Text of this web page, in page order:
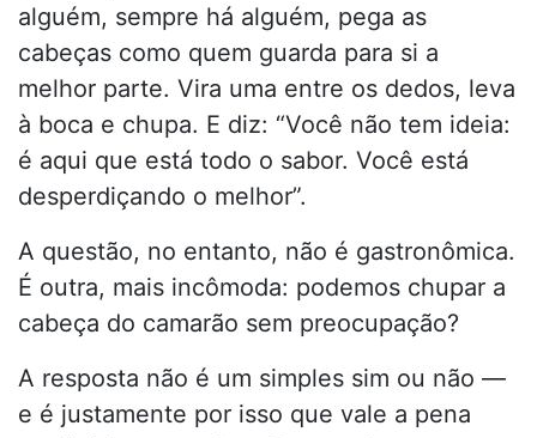
alguém, sempre há alguém, pega as
cabeças como quem guarda para si a
melhor parte. Vira uma entre os dedos, leva
à boca e chupa. E diz: “Você não tem ideia:
é aqui que está todo o sabor. Você está
desperdiçando o melhor”.
A questão, no entanto, não é gastronômica.
É outra, mais incômoda: podemos chupar a
cabeça do camarão sem preocupação?
A resposta não é um simples sim ou não —
e é justamente por isso que vale a pena